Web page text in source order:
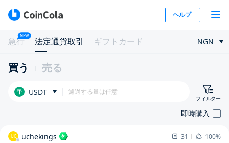
ヘルプ
急行
NEW
法定通貨取引 ギフトカード NGN
買う 売る
USDT
フィルター
即時購入
UC uchekings 31 100%